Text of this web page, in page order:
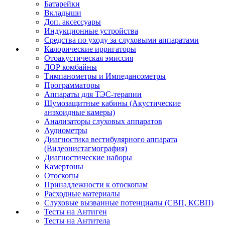
Батарейки
Вкладыши
Доп. аксессуары
Индукционные устройства
Средства по уходу за слуховыми аппаратами
Калорические ирригаторы
Отоакустическая эмиссия
ЛОР комбайны
Тимпанометры и Импедансометры
Программаторы
Аппараты для ТЭС-терапии
Шумозащитные кабины (Акустические
анэхоидные камеры)
Анализаторы слуховых аппаратов
Аудиометры
Диагностика вестибулярного аппарата
(Видеонистагмография)
Диагностические наборы
Камертоны
Отоскопы
Принадлежности к отоскопам
Расходные материалы
Слуховые вызванные потенциалы (СВП, КСВП)
Тесты на Антиген
Тесты на Антитела